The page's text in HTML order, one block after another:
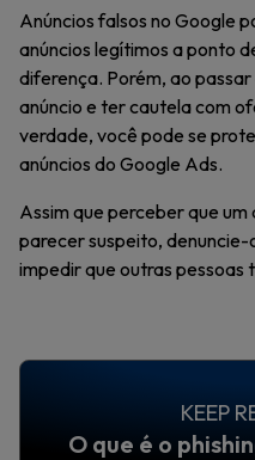
Anúncios falsos no Google
anúncios legítimos a ponto
diferença. Porém, ao passar
anúncio e ter cautela com
verdade, você pode se
anúncios do Google Ads.
Assim que perceber que um
parecer suspeito,
impedir que outras pessoas
KEEP
O que é o